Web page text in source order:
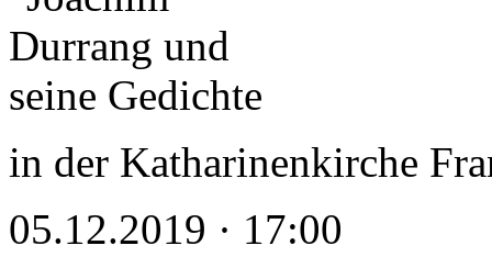
in der Katharinenkirche
05.12.2019 · 17:00